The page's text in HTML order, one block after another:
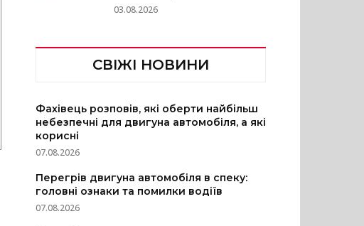
03.08.2026
СВІЖІ НОВИНИ
Фахівець розповів, які оберти найбільш
небезпечні для двигуна автомобіля, а які
корисні
07.08.2026
Перегрів двигуна автомобіля в спеку:
головні ознаки та помилки водіїв
07.08.2026